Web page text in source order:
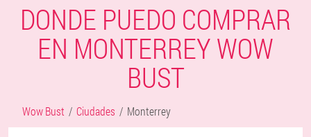
DONDE PUEDO COMPRAR
EN MONTERREY WOW
BUST
Wow Bust Ciudades Monterrey